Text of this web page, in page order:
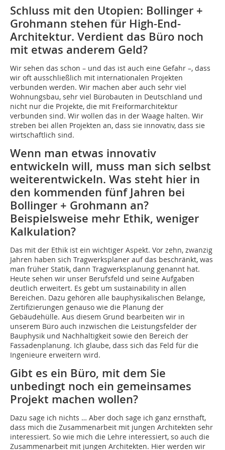
Schluss mit den Utopien: Bollinger +
Grohmann stehen für High-End-
Architektur. Verdient das Büro noch
mit etwas anderem Geld?
Wir sehen das schon – und das ist auch eine Gefahr –, dass
wir oft ausschließlich mit internationalen Projekten
verbunden werden. Wir machen aber auch sehr viel
Wohnungsbau, sehr viel Bürobauten in Deutschland und
nicht nur die Projekte, die mit Freiformarchitektur
verbunden sind. Wir wollen das in der Waage halten. Wir
streben bei allen Projekten an, dass sie innovativ, dass sie
wirtschaftlich sind.
Wenn man etwas innovativ
entwickeln will, muss man sich selbst
weiterentwickeln. Was steht hier in
den kommenden fünf Jahren bei
Bollinger + Grohmann an?
Beispielsweise mehr Ethik, weniger
Kalkulation?
Das mit der Ethik ist ein wichtiger Aspekt. Vor zehn, zwanzig
Jahren haben sich Tragwerksplaner auf das beschränkt, was
man früher Statik, dann Tragwerksplanung genannt hat.
Heute sehen wir unser Berufsfeld und seine Aufgaben
deutlich erweitert. Es gebt um sustainability in allen
Bereichen. Dazu gehören alle bauphysikalischen Belange,
Zertifizierungen genauso wie die Planung der
Gebäudehülle. Aus diesem Grund bearbeiten wir in
unserem Büro auch inzwischen die Leistungsfelder der
Bauphysik und Nachhaltigkeit sowie den Bereich der
Fassadenplanung. Ich glaube, dass sich das Feld für die
Ingenieure erweitern wird.
Gibt es ein Büro, mit dem Sie
unbedingt noch ein gemeinsames
Projekt machen wollen?
Dazu sage ich nichts … Aber doch sage ich ganz ernsthaft,
dass mich die Zusammenarbeit mit jungen Architekten sehr
interessiert. So wie mich die Lehre interessiert, so auch die
Zusammenarbeit mit jungen Architekten. Hier werden wir